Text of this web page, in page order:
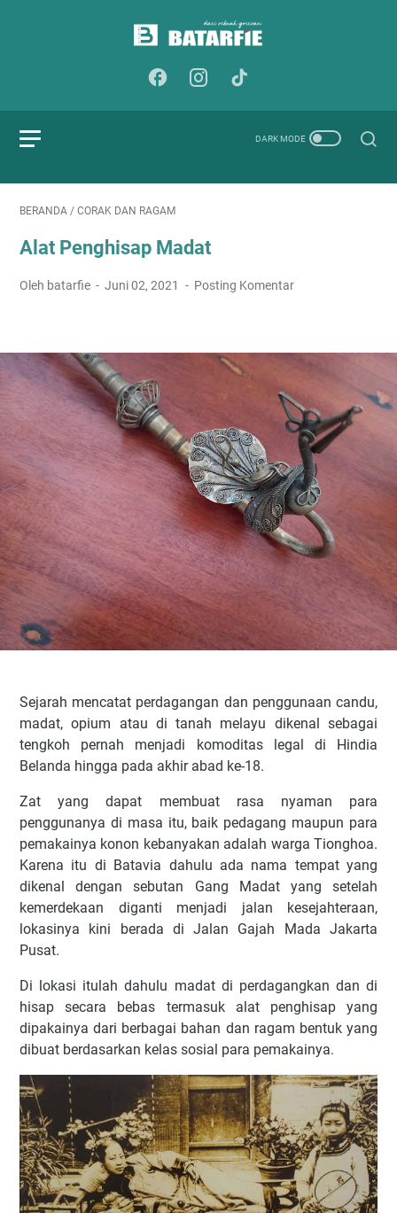
BERANDA / CORAK DAN RAGAM
Alat Penghisap Madat
Oleh batarfie Juni 02, 2021 Posting Komentar
Sejarah mencatat perdagangan dan penggunaan candu,
madat, opium atau di tanah melayu dikenal sebagai
tengkoh pernah menjadi komoditas legal di Hindia
Belanda hingga pada akhir abad ke-18.
Zat yang dapat membuat rasa nyaman para
penggunanya di masa itu, baik pedagang maupun para
pemakainya konon kebanyakan adalah warga Tionghoa.
Karena itu di Batavia dahulu ada nama tempat yang
dikenal dengan sebutan Gang Madat yang setelah
kemerdekaan diganti menjadi jalan kesejahteraan,
lokasinya kini berada di Jalan Gajah Mada Jakarta
Pusat.
Di lokasi itulah dahulu madat di perdagangkan dan di
hisap secara bebas termasuk alat penghisap yang
dipakainya dari berbagai bahan dan ragam bentuk yang
dibuat berdasarkan kelas sosial para pemakainya.